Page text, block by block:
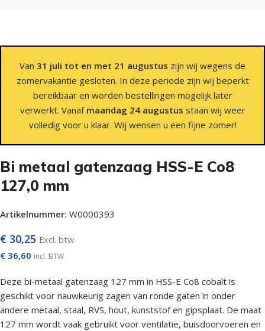
Van 31 juli tot en met 21 augustus zijn wij wegens de
zomervakantie gesloten. In deze periode zijn wij beperkt
bereikbaar en worden bestellingen mogelijk later
verwerkt. Vanaf maandag 24 augustus staan wij weer
volledig voor u klaar. Wij wensen u een fijne zomer!
Bi metaal gatenzaag HSS-E Co8
127,0 mm
Artikelnummer: W0000393
€ 30,25 Excl. btw
€ 36,60 incl. BTW
Deze bi-metaal gatenzaag 127 mm in HSS-E Co8 cobalt is
geschikt voor nauwkeurig zagen van ronde gaten in onder
andere metaal, staal, RVS, hout, kunststof en gipsplaat. De maat
127 mm wordt vaak gebruikt voor ventilatie, buisdoorvoeren en